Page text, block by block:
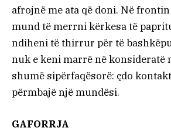
afrojnë me ata që doni. Në
mund të merrni kërkesa të
ndiheni të thirrur për të
nuk e keni marrë në konsideratë
shumë sipërfaqësorë: çdo
përmbajë një mundësi.
GAFORRJA